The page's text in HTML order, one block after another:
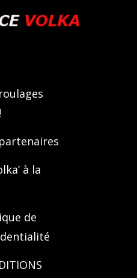
à la
de